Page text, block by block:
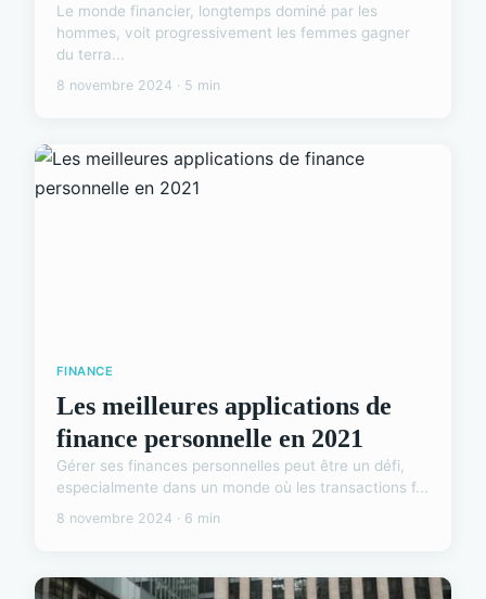
Le monde financier, longtemps dominé par les
hommes, voit progressivement les femmes gagner
du terra...
8 novembre 2024 · 5 min
FINANCE
Les meilleures applications de
finance personnelle en 2021
Gérer ses finances personnelles peut être un défi,
especialmente dans un monde où les transactions f...
8 novembre 2024 · 6 min